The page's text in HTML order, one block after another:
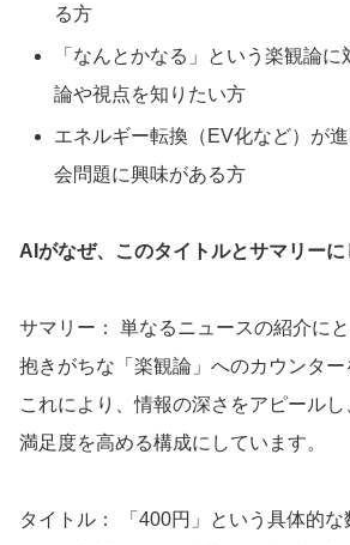
る方
「なんとかなる」という楽観論に
論や視点を知りたい方
エネルギー転換（EV化など）が
会問題に興味がある方
AIがなぜ、このタイトルとサマリーに
サマリー： 単なるニュースの紹介に
抱きがちな「楽観論」へのカウンター
これにより、情報の深さをアピール
満足度を高める構成にしています。
タイトル： 「400円」という具体的